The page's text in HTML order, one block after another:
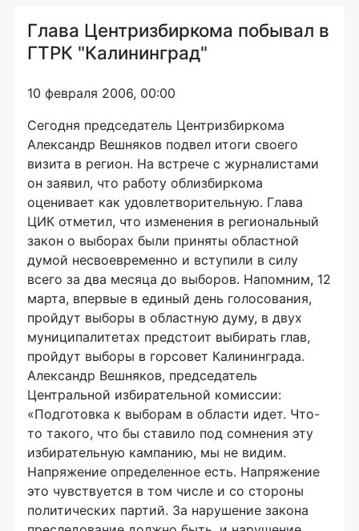
Глава Центризбиркома побывал в
ГТРК "Калининград"
10 февраля 2006, 00:00
Сегодня председатель Центризбиркома
Александр Вешняков подвел итоги своего
визита в регион. На встрече с журналистами
он заявил, что работу облизбиркома
оценивает как удовлетворительную. Глава
ЦИК отметил, что изменения в региональный
закон о выборах были приняты областной
думой несвоевременно и вступили в силу
всего за два месяца до выборов. Напомним, 12
марта, впервые в единый день голосования,
пройдут выборы в областную думу, в двух
муниципалитетах предстоит выбирать глав,
пройдут выборы в горсовет Калининграда.
Александр Вешняков, председатель
Центральной избирательной комиссии:
«Подготовка к выборам в области идет. Что-
то такого, что бы ставило под сомнения эту
избирательную кампанию, мы не видим.
Напряжение определенное есть. Напряжение
это чувствуется в том числе и со стороны
политических партий. За нарушение закона